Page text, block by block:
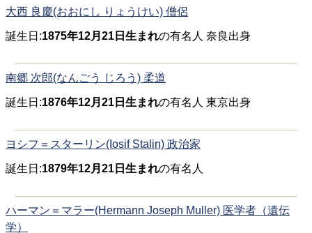
大西 良慶(おおにし りょうけい) 僧侶
誕生日:1875年12月21日生まれの有名人 奈良出身
南郷 次郎(なんごう じろう) 柔道
誕生日:1876年12月21日生まれの有名人 東京出身
ヨシフ＝スターリン(Iosif Stalin) 政治家
誕生日:1879年12月21日生まれの有名人
ハーマン＝マラー(Hermann Joseph Muller) 医学者（遺伝
学）